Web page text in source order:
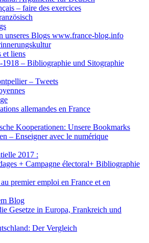
– faire des exercices
unseres Blogs www.france-blog.info
et liens
1918 – Bibliographie und Sitographie
– Tweets
allemandes en France
Kooperationen: Unsere Bookmarks
– Enseigner avec le numérique
2017 :
+ Campagne électoral+ Bibliographie
premier emploi en France et en
Blog
Gesetze in Europa, Frankreich und
Der Vergleich